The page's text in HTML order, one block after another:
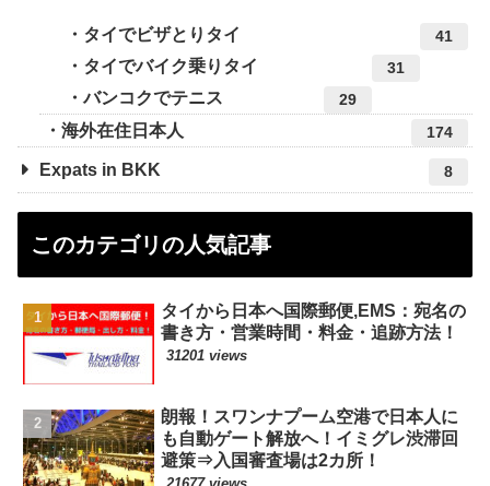
タイでビザとりタイ 41
タイでバイク乗りタイ 31
バンコクでテニス 29
海外在住日本人 174
Expats in BKK 8
このカテゴリの人気記事
タイから日本へ国際郵便,EMS：宛名の
書き方・営業時間・料金・追跡方法！
31201 views
朗報！スワンナプーム空港で日本人に
も自動ゲート解放へ！イミグレ渋滞回
避策⇒入国審査場は2カ所！